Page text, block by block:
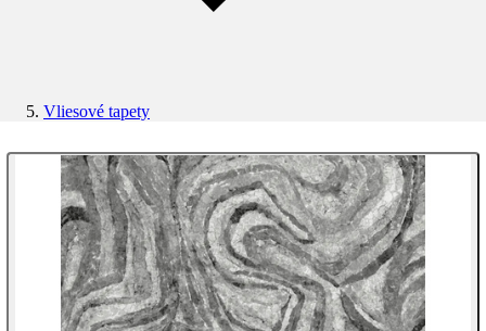
Vliesové tapety